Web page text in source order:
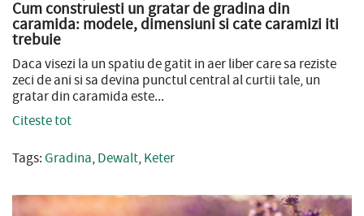
Cum construiesti un gratar de gradina din
caramida: modele, dimensiuni si cate caramizi iti
trebuie
Daca visezi la un spatiu de gatit in aer liber care sa reziste
zeci de ani si sa devina punctul central al curtii tale, un
gratar din caramida este...
Citeste tot
Tags: Gradina,Dewalt,Keter